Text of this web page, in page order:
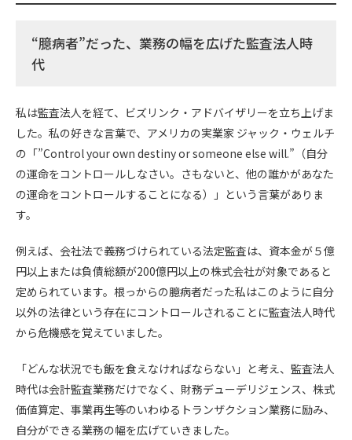
“臆病者”だった、業務の幅を広げた監査法人時
代
私は監査法人を経て、ビズリンク・アドバイザリーを立ち上げま
した。私の好きな言葉で、アメリカの実業家 ジャック・ウェルチ
の「”Control your own destiny or someone else will.”（自分
の運命をコントロールしなさい。さもないと、他の誰かがあなた
の運命をコントロールすることになる）」という言葉がありま
す。
例えば、会社法で義務づけられている法定監査は、資本金が５億
円以上または負債総額が200億円以上の株式会社が対象であると
定められています。根っからの臆病者だった私はこのように自分
以外の法律という存在にコントロールされることに監査法人時代
から危機感を覚えていました。
「どんな状況でも飯を食えなければならない」と考え、監査法人
時代は会計監査業務だけでなく、財務デューデリジェンス、株式
価値算定、事業再生等のいわゆるトランザクション業務に励み、
自分ができる業務の幅を広げていきました。